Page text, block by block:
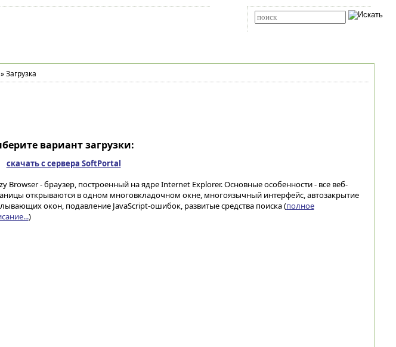
»Загрузка
вариант загрузки:
скачать с сервера SoftPortal
Browser - браузер, построенный на ядре Internet Explorer. Основные особенности - все веб-
открываются в одном многовкладочном окне, многоязычный интерфейс, автозакрытие
окон, подавление JavaScript-ошибок, развитые средства поиска (полное
)